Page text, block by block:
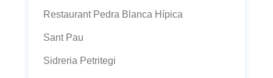
Restaurant Pedra Blanca Hípica
Sant Pau
Sidreria Petritegi